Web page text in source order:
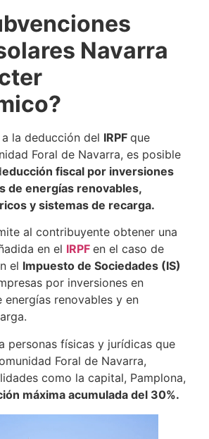
Navarra
la deducción del IRPFque
Foral de Navarra, es posible
educción fiscal por inversiones
de energías renovables,
y sistemas de recarga.
al contribuyente obtener una
en el IRPF en el caso de
el Impuesto de Sociedades (IS)
por inversiones en
energías renovables y en
personas físicas y jurídicas que
Foral de Navarra,
como la capital, Pamplona,
máxima acumulada del 30%.